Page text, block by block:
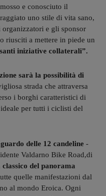
e conosciuto il
uno stile di vita sano,
e gli sponsor
riusciti a mettere in piede un
iniziative collaterali”.
sarà la possibilità di
strada che attraversa
i borghi caratteristici di
per tutti i ciclisti del
delle 12 candeline -
Valdarno Bike Road,di
classico del panorama
quelle manifestazioni dal
al mondo Eroica. Ogni